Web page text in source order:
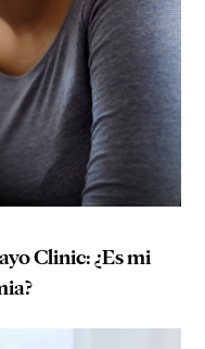
Clinic: ¿Es mi